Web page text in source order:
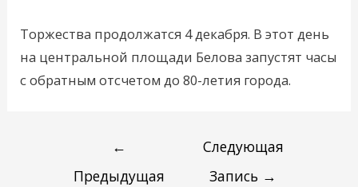
Торжества продолжатся 4 декабря. В этот день
на центральной площади Белова запустят часы
с обратным отсчетом до 80-летия города.
←
Предыдущая
Следующая
Запись →